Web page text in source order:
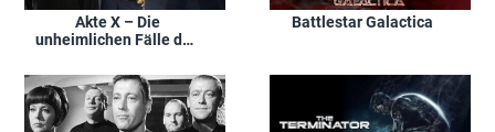
Akte X – Die
unheimlichen Fälle des
Battlestar Galactica